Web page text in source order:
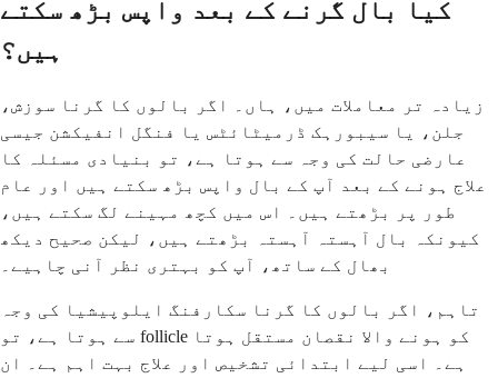
کیا بال گرنے کے بعد واپس بڑھ سکتے
ہیں؟
زیادہ تر معاملات میں، ہاں۔ اگر بالوں کا گرنا سوزش،
جلن، یا سیبورہک ڈرمیٹائٹس یا فنگل انفیکشن جیسی
عارضی حالت کی وجہ سے ہوتا ہے، تو بنیادی مسئلہ کا
علاج ہونے کے بعد آپ کے بال واپس بڑھ سکتے ہیں اور عام
طور پر بڑھتے ہیں۔ اس میں کچھ مہینے لگ سکتے ہیں،
کیونکہ بال آہستہ آہستہ بڑھتے ہیں، لیکن صحیح دیکھ
بھال کے ساتھ، آپ کو بہتری نظر آنی چاہیے۔
تاہم، اگر بالوں کا گرنا سکارفنگ ایلوپیشیا کی وجہ
سے ہوتا ہے، تو follicle کو ہونے والا نقصان مستقل ہوتا
ہے۔ اسی لیے ابتدائی تشخیص اور علاج بہت اہم ہے۔ ان